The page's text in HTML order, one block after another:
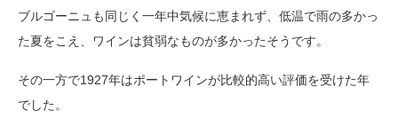
ブルゴーニュも同じく一年中気候に恵まれず、低温で雨の多かっ
た夏をこえ、ワインは貧弱なものが多かったそうです。
その一方で1927年はポートワインが比較的高い評価を受けた年
でした。